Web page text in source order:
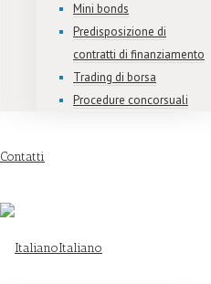
Mini bonds
Predisposizione di
contratti di finanziamento
Trading di borsa
Procedure concorsuali
Contatti
Italiano